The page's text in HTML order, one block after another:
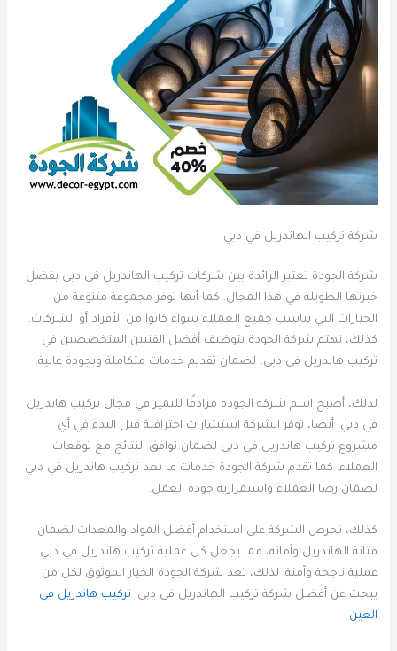
شركة تركيب الهاندريل في دبي
شركة الجودة تعتبر الرائدة بين شركات تركيب الهاندريل في دبي بفضل
خبرتها الطويلة في هذا المجال. كما أنها توفر مجموعة متنوعة من
الخيارات التي تناسب جميع العملاء سواء كانوا من الأفراد أو الشركات.
كذلك، تهتم شركة الجودة بتوظيف أفضل الفنيين المتخصصين في
تركيب هاندريل في دبي، لضمان تقديم خدمات متكاملة وبجودة عالية.
لذلك، أصبح اسم شركة الجودة مرادفًا للتميز في مجال تركيب هاندريل
في دبي. أيضا، توفر الشركة استشارات احترافية قبل البدء في أي
مشروع تركيب هاندريل في دبي لضمان توافق النتائج مع توقعات
العملاء. كما تقدم شركة الجودة خدمات ما بعد تركيب هاندريل في دبي
لضمان رضا العملاء واستمرارية جودة العمل.
كذلك، تحرص الشركة على استخدام أفضل المواد والمعدات لضمان
متانة الهاندريل وأمانه، مما يجعل كل عملية تركيب هاندريل في دبي
عملية ناجحة وآمنة. لذلك، تعد شركة الجودة الخيار الموثوق لكل من
يبحث عن أفضل شركة تركيب الهاندريل في دبي. تركيب هاندريل في
العين